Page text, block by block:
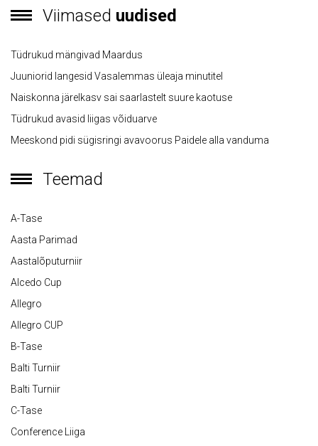
Viimased uudised
Tüdrukud mängivad Maardus
Juuniorid langesid Vasalemmas üleaja minutitel
Naiskonna järelkasv sai saarlastelt suure kaotuse
Tüdrukud avasid liigas võiduarve
Meeskond pidi sügisringi avavoorus Paidele alla vanduma
Teemad
A-Tase
Aasta Parimad
Aastalõputurniir
Alcedo Cup
Allegro
Allegro CUP
B-Tase
Balti Turniir
Balti Turniir
C-Tase
Conference Liiga